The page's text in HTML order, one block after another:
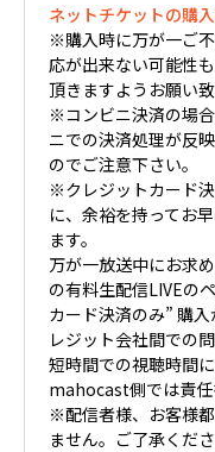
ネットチケットの購
※購入時に万が一ご
応が出来ない可能性
頂きますようお願い致
※コンビニ決済の場
ニでの決済処理が反
のでご注意下さい。
※クレジットカード
に、余裕を持ってお
ます。
万が一放送中にお求
の有料生配信LIVEの
カード決済のみ” 購
レジット会社間での
短時間での視聴時間
mahocast側では責任
※配信者様、お客様
ません。ご了承くださ